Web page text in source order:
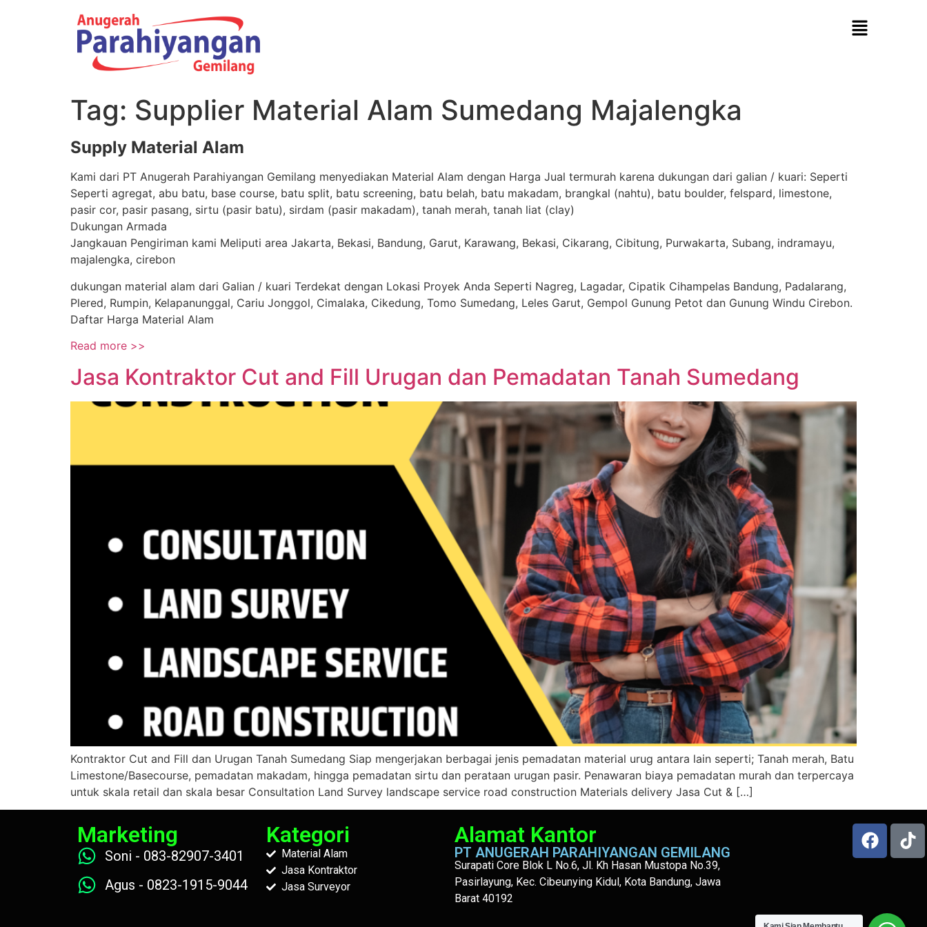
Tag: Supplier Material Alam Sumedang Majalengka
Supply Material Alam
Kami dari PT Anugerah Parahiyangan Gemilang menyediakan Material Alam dengan Harga Jual termurah karena dukungan dari galian / kuari: Seperti
Seperti agregat, abu batu, base course, batu split, batu screening, batu belah, batu makadam, brangkal (nahtu), batu boulder, felspard, limestone,
pasir cor, pasir pasang, sirtu (pasir batu), sirdam (pasir makadam), tanah merah, tanah liat (clay)
Dukungan Armada
Jangkauan Pengiriman kami Meliputi area Jakarta, Bekasi, Bandung, Garut, Karawang, Bekasi, Cikarang, Cibitung, Purwakarta, Subang, indramayu,
majalengka, cirebon
dukungan material alam dari Galian / kuari Terdekat dengan Lokasi Proyek Anda Seperti Nagreg, Lagadar, Cipatik Cihampelas Bandung, Padalarang,
Plered, Rumpin, Kelapanunggal, Cariu Jonggol, Cimalaka, Cikedung, Tomo Sumedang, Leles Garut, Gempol Gunung Petot dan Gunung Windu Cirebon.
Daftar Harga Material Alam
Read more >>
Jasa Kontraktor Cut and Fill Urugan dan Pemadatan Tanah Sumedang
Kontraktor Cut and Fill dan Urugan Tanah Sumedang Siap mengerjakan berbagai jenis pemadatan material urug antara lain seperti; Tanah merah, Batu
Limestone/Basecourse, pemadatan makadam, hingga pemadatan sirtu dan perataan urugan pasir. Penawaran biaya pemadatan murah dan terpercaya
untuk skala retail dan skala besar Consultation Land Survey landscape service road construction Materials delivery Jasa Cut & […]
Marketing
Soni - 083-82907-3401
Agus - 0823-1915-9044
Kategori
Material Alam
Jasa Kontraktor
Jasa Surveyor
Alamat Kantor
PT ANUGERAH PARAHIYANGAN GEMILANG
Surapati Core Blok L No.6, Jl. Kh Hasan Mustopa No.39,
Pasirlayung, Kec. Cibeunying Kidul, Kota Bandung, Jawa
Barat 40192